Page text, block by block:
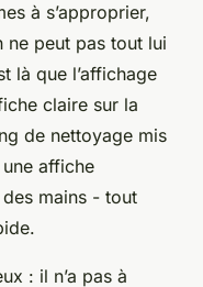
à s’approprier,
ne peut pas tout lui
là que l’affichage
claire sur la
de nettoyage mis
affiche
mains - tout
: il n’a pas à